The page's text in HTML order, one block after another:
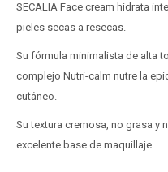
SECALIA Face cream hidrata
pieles secas a resecas.
Su fórmula minimalista de alta
complejo Nutri-calm nutre la
cutáneo.
Su textura cremosa, no grasa y
excelente base de maquillaje.